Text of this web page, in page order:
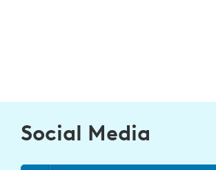
Social Media